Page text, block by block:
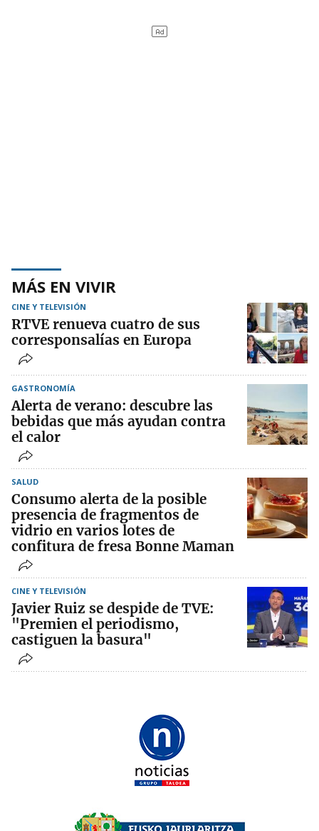
MÁS EN VIVIR
CINE Y TELEVISIÓN
RTVE renueva cuatro de sus
corresponsalías en Europa
GASTRONOMÍA
Alerta de verano: descubre las
bebidas que más ayudan contra
el calor
SALUD
Consumo alerta de la posible
presencia de fragmentos de
vidrio en varios lotes de
confitura de fresa Bonne Maman
CINE Y TELEVISIÓN
Javier Ruiz se despide de TVE:
"Premien el periodismo,
castiguen la basura"